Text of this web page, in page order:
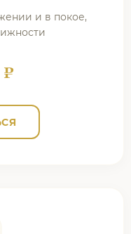
и в покое,